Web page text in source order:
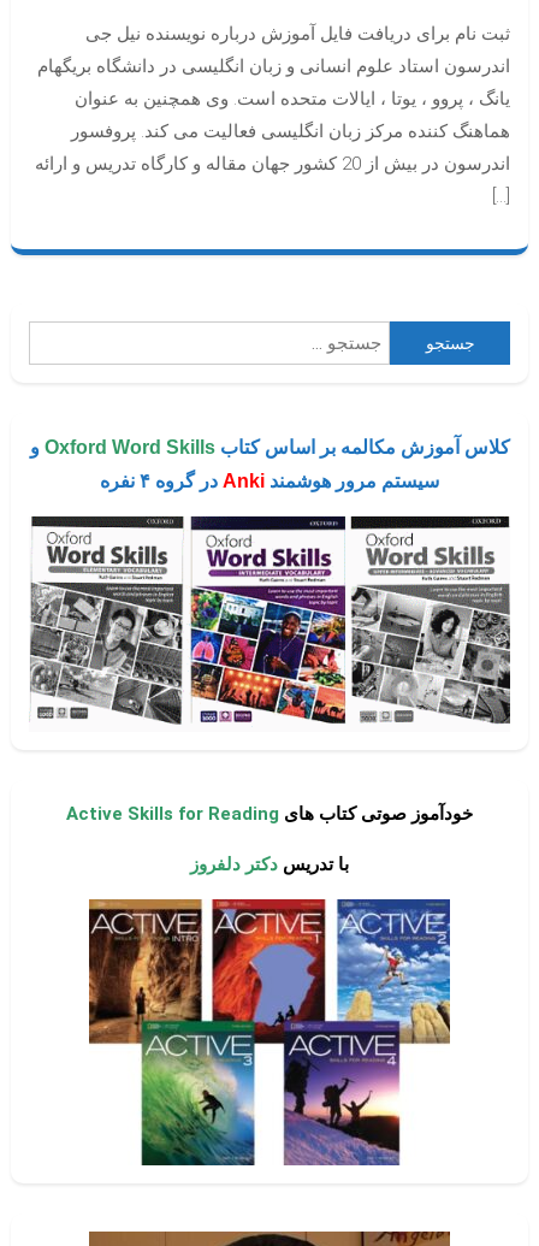
ثبت نام برای دریافت فایل آموزش درباره نویسنده نیل جی
اندرسون استاد علوم انسانی و زبان انگلیسی در دانشگاه بریگهام
یانگ ، پروو ، یوتا ، ایالات متحده است. وی همچنین به عنوان
هماهنگ کننده مرکز زبان انگلیسی فعالیت می کند. پروفسور
اندرسون در بیش از 20 کشور جهان مقاله و کارگاه تدریس و ارائه
[…]
برای:
کلاس آموزش مکالمه بر اساس کتابOxford Word Skills و
سیستم مرور هوشمند Anki در گروه ۴ نفره
خودآموز صوتی کتاب های Active Skills for Reading
با تدریس دکتر دلفروز